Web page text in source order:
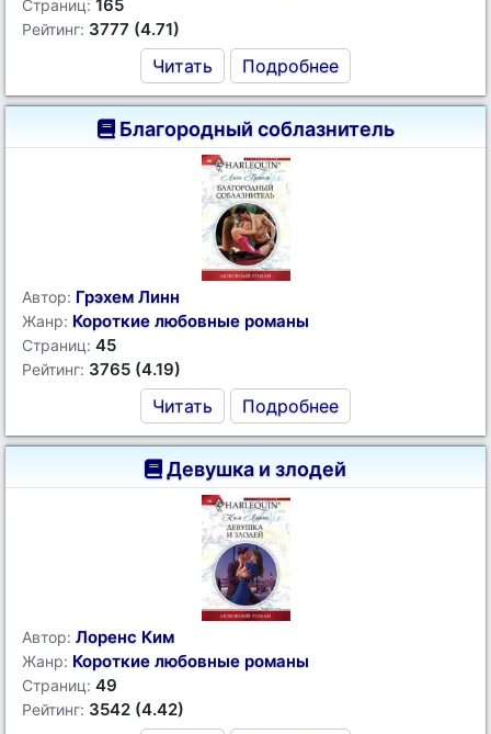
Страниц: 165
Рейтинг: 3777 (4.71)
Читать Подробнее
Благородный соблазнитель
Автор: Грэхем Линн
Жанр: Короткие любовные романы
Страниц: 45
Рейтинг: 3765 (4.19)
Читать Подробнее
Девушка и злодей
Автор: Лоренс Ким
Жанр: Короткие любовные романы
Страниц: 49
Рейтинг: 3542 (4.42)